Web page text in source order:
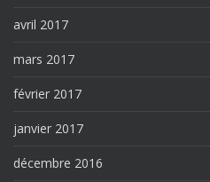
avril 2017
mars 2017
février 2017
janvier 2017
décembre 2016